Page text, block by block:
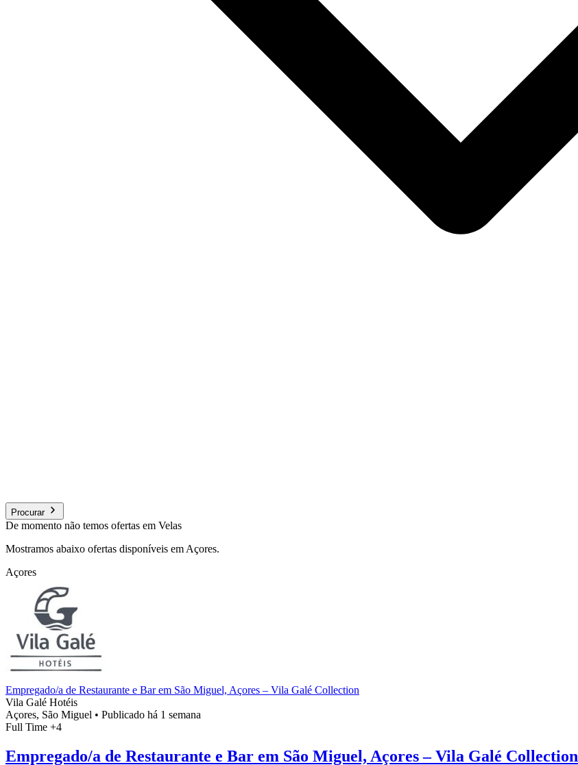
Procurar
De momento não temos ofertas em Velas
Mostramos abaixo ofertas disponíveis em Açores.
Açores
Empregado/a de Restaurante e Bar em São Miguel, Açores – Vila Galé Collection
Vila Galé Hotéis
Açores, São Miguel • Publicado há 1 semana
Full Time +4
Empregado/a de Restaurante e Bar em São Miguel, Açores – Vila Galé Collection